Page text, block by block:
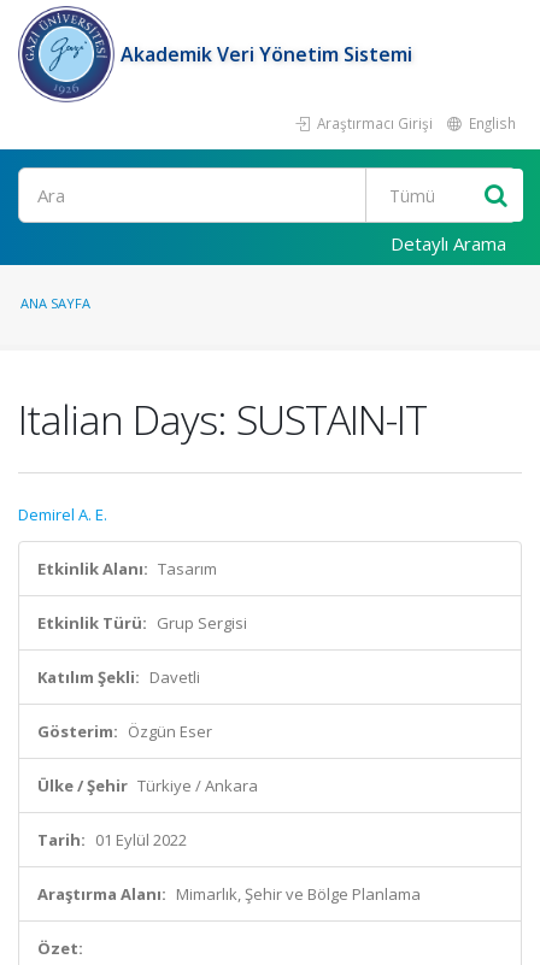
Akademik Veri Yönetim Sistemi
Araştırmacı Girişi English
Ara
Detaylı Arama
ANA SAYFA
Italian Days: SUSTAIN-IT
Demirel A. E.
Etkinlik Alanı: Tasarım
Etkinlik Türü: Grup Sergisi
Katılım Şekli: Davetli
Gösterim: Özgün Eser
Ülke / Şehir Türkiye / Ankara
Tarih: 01 Eylül 2022
Araştırma Alanı: Mimarlık, Şehir ve Bölge Planlama
Özet: